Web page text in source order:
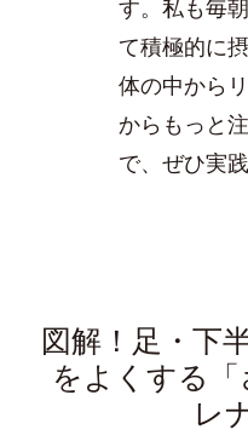
す。私も毎
て積極的に
体の中から
からもっと
で、ぜひ実
図解！足・下
をよくする
レ